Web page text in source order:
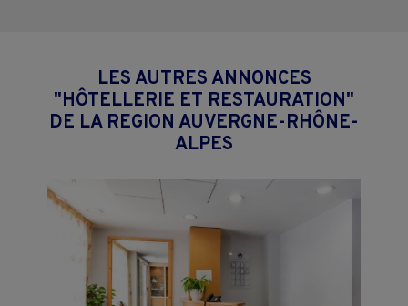
LES AUTRES ANNONCES
"HÔTELLERIE ET RESTAURATION"
DE LA REGION AUVERGNE-RHÔNE-
ALPES